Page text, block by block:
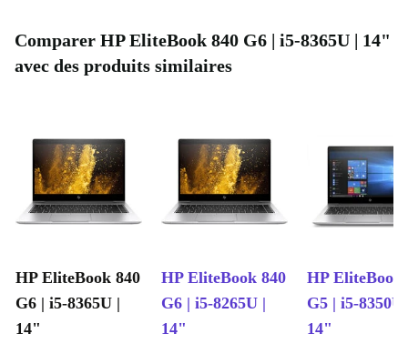
Comparer HP EliteBook 840 G6 | i5-8365U | 14"
avec des produits similaires
HP EliteBook 840
G6 | i5-8365U |
14"
HP EliteBook 840
G6 | i5-8265U |
14"
HP EliteBook
G5 | i5-8350U
14"